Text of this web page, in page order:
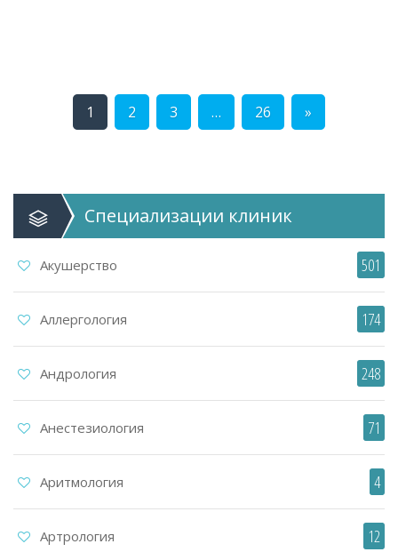
1 2 3 … 26 »
Специализации клиник
Акушерство 501
Аллергология 174
Андрология 248
Анестезиология 71
Аритмология 4
Артрология 12